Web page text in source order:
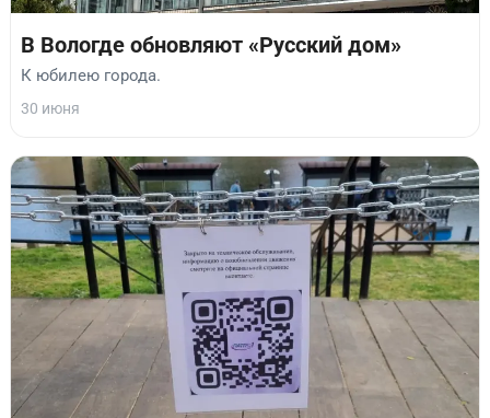
В Вологде обновляют «Русский дом»
К юбилею города.
30 июня